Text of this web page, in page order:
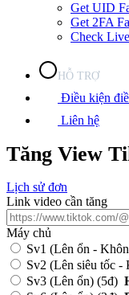
Get UID
Get 2FA
Check
HỖ TRỢ
Điều kiện
Liên hệ
Tăng View
Lịch sử đơn
Link video cần tăng
Máy chủ
Sv1 (Lên ổn -
Sv2 (Lên siêu tốc -
Sv3 (Lên ổn) (5đ)